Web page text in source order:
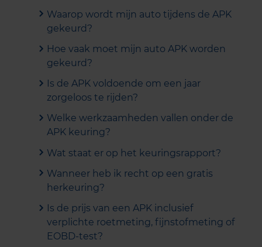
Waarop wordt mijn auto tijdens de APK
gekeurd?
Hoe vaak moet mijn auto APK worden
gekeurd?
Is de APK voldoende om een jaar
zorgeloos te rijden?
Welke werkzaamheden vallen onder de
APK keuring?
Wat staat er op het keuringsrapport?
Wanneer heb ik recht op een gratis
herkeuring?
Is de prijs van een APK inclusief
verplichte roetmeting, fijnstofmeting of
EOBD-test?